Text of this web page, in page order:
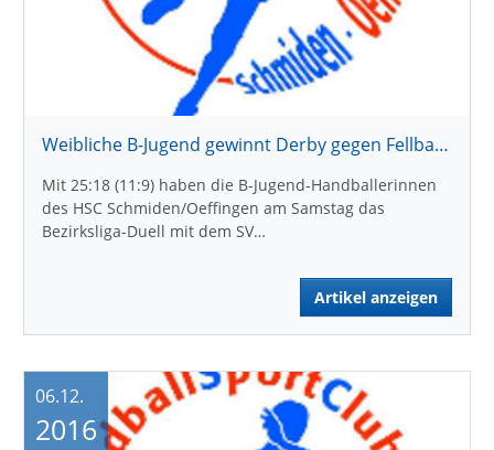
Weibliche B-Jugend gewinnt Derby gegen Fellbach
Mit 25:18 (11:9) haben die B-Jugend-Handballerinnen
des HSC Schmiden/Oeffingen am Samstag das
Bezirksliga-Duell mit dem SV…
Artikel anzeigen
06.12.
2016